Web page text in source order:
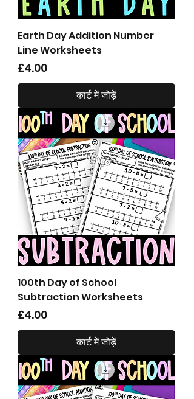
Earth Day Addition Number
Line Worksheets
मूल्य
£4.00
कार्ट में जोड़ें
100th Day of School
Subtraction Worksheets
मूल्य
£4.00
कार्ट में जोड़ें